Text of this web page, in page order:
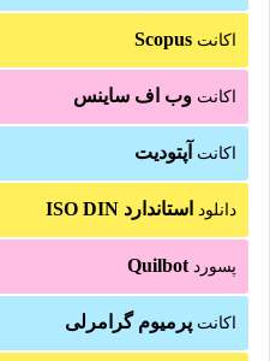
اکانت Scopus
اکانت وب اف ساینس
اکانت آپتودیت
دانلود استاندارد ISO DIN
پسورد Quilbot
اکانت پرمیوم گرامرلی